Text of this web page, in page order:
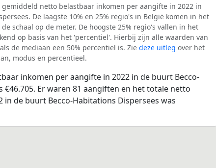
netto belastbaar inkomen per aangifte in 2022 in
De laagste 10% en 25% regio's in België komen in het
schaal op de meter. De hoogste 25% regio's vallen in het
op basis van het 'percentiel'. Hierbij zijn alle waarden van
de mediaan een 50% percentiel is. Zie deze uitleg over het
modus en percentieel.
inkomen per aangifte in 2022 in de buurt Becco-
€46.705. Er waren 81 aangiften en het totale netto
in de buurt Becco-Habitations Dispersees was